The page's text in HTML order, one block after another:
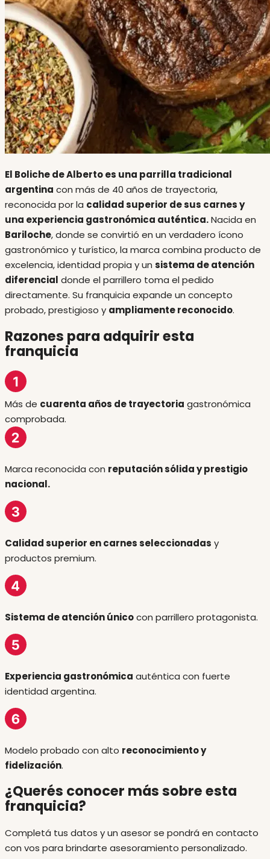
El Boliche de Alberto es una parrilla tradicional
argentina con más de 40 años de trayectoria,
reconocida por la calidad superior de sus carnes y
una experiencia gastronómica auténtica.Nacida en
Bariloche, donde se convirtió en un verdadero ícono
gastronómico y turístico, la marca combina producto de
excelencia, identidad propia y un sistema de atención
diferencial donde el parrillero toma el pedido
directamente. Su franquicia expande un concepto
probado, prestigioso y ampliamente reconocido.
Razones para adquirir esta
franquicia
Más de cuarenta años de trayectoria gastronómica
comprobada.
Marca reconocida con reputación sólida y prestigio
nacional.
Calidad superior en carnes seleccionadas y
productos premium.
Sistema de atención únicocon parrillero protagonista.
Experiencia gastronómica auténtica con fuerte
identidad argentina.
Modelo probado con alto reconocimiento y
fidelización.
¿Querés conocer más sobre esta
franquicia?
Completá tus datos y un asesor se pondrá en contacto
con vos para brindarte asesoramiento personalizado.